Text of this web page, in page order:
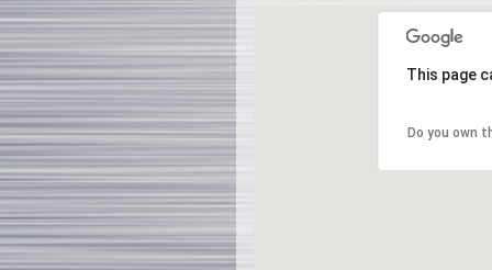
This page
Do you own